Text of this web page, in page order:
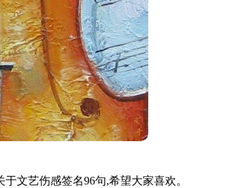
文艺伤感签名96句,希望大家喜欢。